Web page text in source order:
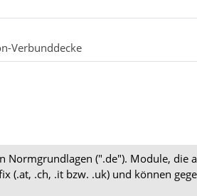
Verbunddecke
(".de"). Module, die
.ch, .it bzw. .uk) und können